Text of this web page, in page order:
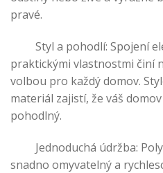
pravé.
Styl a pohodlí: Spojení
praktickými vlastnostmi činí
volbou pro každý domov.
materiál zajistí, že váš
pohodlný.
Jednoduchá údržba:
snadno omyvatelný a